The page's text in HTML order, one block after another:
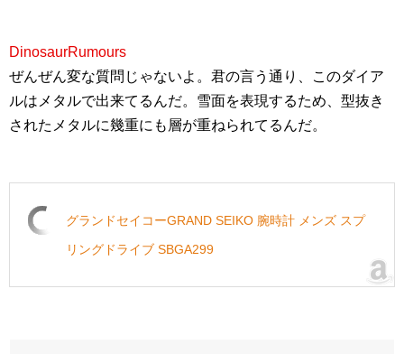
DinosaurRumours
ぜんぜん変な質問じゃないよ。君の言う通り、このダイア
ルはメタルで出来てるんだ。雪面を表現するため、型抜き
されたメタルに幾重にも層が重ねられてるんだ。
グランドセイコーGRAND SEIKO 腕時計 メンズ スプ
リングドライブ SBGA299